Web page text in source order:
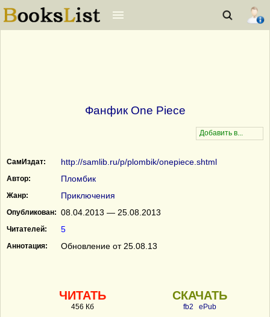
Фанфик One Piece
СамИздат: http://samlib.ru/p/plombik/onepiece.shtml
Автор: Пломбик
Жанр: Приключения
Опубликован: 08.04.2013 — 25.08.2013
Читателей: 5
Аннотация: Обновление от 25.08.13
ЧИТАТЬ
456 Кб
СКАЧАТЬ
fb2 ePub